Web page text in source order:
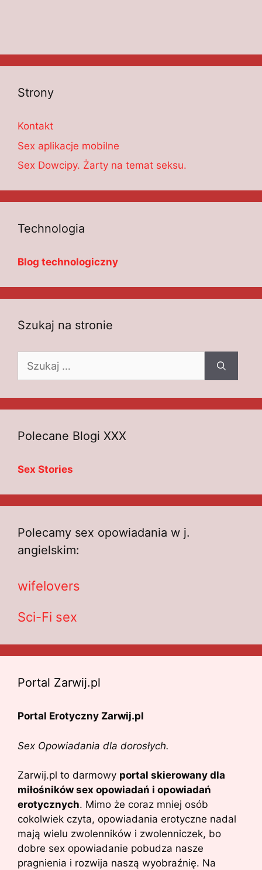
Strony
Kontakt
Sex aplikacje mobilne
Sex Dowcipy. Żarty na temat seksu.
Technologia
Blog technologiczny
Szukaj na stronie
Polecane Blogi XXX
Sex Stories
Polecamy sex opowiadania w j.
angielskim:
wifelovers
Sci-Fi sex
Portal Zarwij.pl
Portal Erotyczny Zarwij.pl
Sex Opowiadania dla dorosłych.
Zarwij.pl to darmowy portal skierowany dla
miłośników sex opowiadań i opowiadań
erotycznych. Mimo że coraz mniej osób
cokolwiek czyta, opowiadania erotyczne nadal
mają wielu zwolenników i zwolenniczek, bo
dobre sex opowiadanie pobudza nasze
pragnienia i rozwija naszą wyobraźnię. Na